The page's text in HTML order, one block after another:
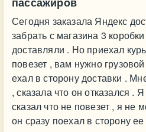
Сегодня заказала Яндекс
забрать с магазина 3
доставляли . Но приехал
повезет , вам нужно
ехал в сторону доставки .
, сказала что он отказался .
сказал что не повезет , я не
он сразу поехал в сторону